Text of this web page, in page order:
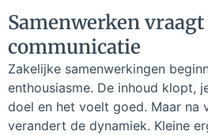
Samenwerken
communicatie
Zakelijke samenwerkingen
enthousiasme. De inhoud klopt,
doel en het voelt goed. Maar na
verandert de dynamiek. Kleine